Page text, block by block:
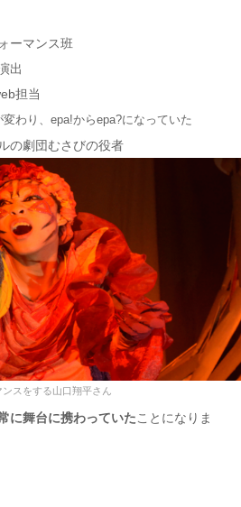
ーマンス班
出
担当
わり、epa!からepa?になっていた
の劇団むさびの役者
スをする山口翔平さん
に舞台に携わっていたことになりま